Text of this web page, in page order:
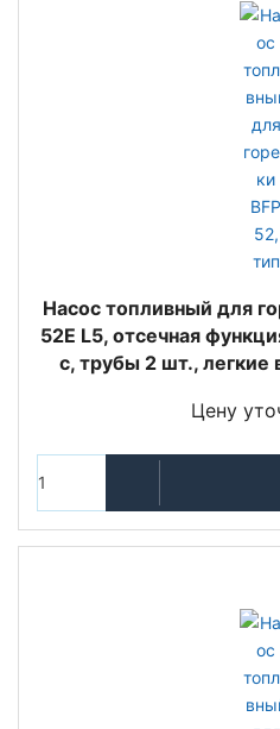
Насос топливный для
52E L5, отсечная
с, трубы 2 шт.,
Цену